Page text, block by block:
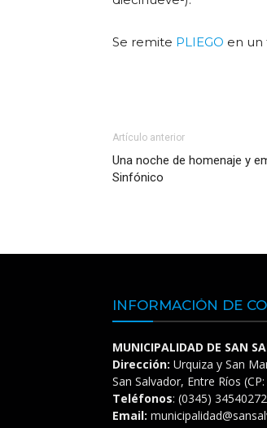
Se remite PLIEGO en un
Artículo anterior
Una noche de homenaje y
Sinfónico
INFORMACIÓN DE
MUNICIPALIDAD DE SAN
Dirección: Urquiza y San
San Salvador, Entre Ríos
Teléfonos: (0345)
Email: